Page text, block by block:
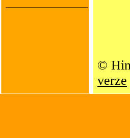
©
verze